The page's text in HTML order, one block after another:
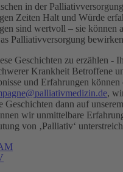
in der
Zeiten Halt und Würde
sind wertvoll – sie können
Palliativversorgung
Geschichten zu erzählen -
Krankheit Betroffene
und Erfahrungen können
,
dann auf unserem
wir unmittelbare
von ‚Palliativ‘